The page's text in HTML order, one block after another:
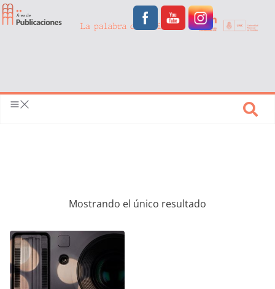
Mostrando el único resultado